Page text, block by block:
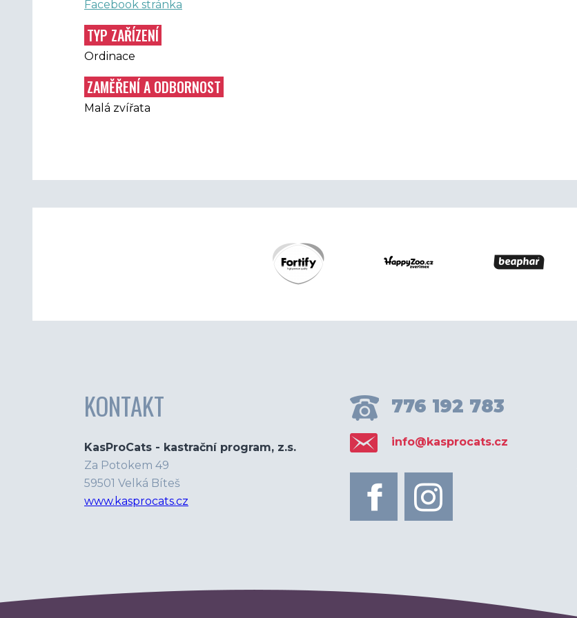
Facebook stránka
TYP ZAŘÍZENÍ
Ordinace
ZAMĚŘENÍ A ODBORNOST
Malá zvířata
KONTAKT
KasProCats - kastrační program, z.s.
Za Potokem 49
59501 Velká Bíteš
www.kasprocats.cz
776 192 783
info@kasprocats.cz